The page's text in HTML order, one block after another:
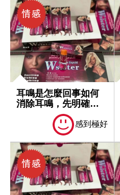
耳鳴是怎麼回事如何
消除耳鳴，先明確原
感到極好